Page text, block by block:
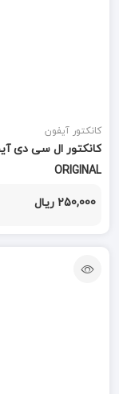
کانکتور آیفون
ORIGINAL
250,000 ریال